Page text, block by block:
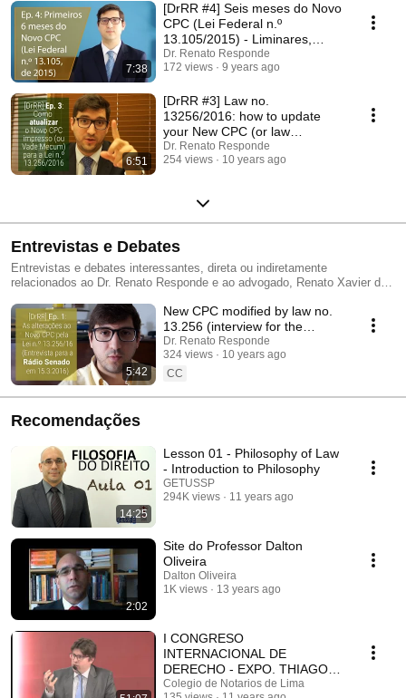
7:38
[DrRR #4] Seis meses do Novo
CPC (Lei Federal n.º
13.105/2015) - Liminares,
Prazos, Contestação etc.
Dr. Renato Responde
172 views
9 years ago
6:51
[DrRR #3] Law no.
13256/2016: how to update
your New CPC (or law
compilation)
Dr. Renato Responde
254 views
10 years ago
Entrevistas e Debates
Entrevistas e debates interessantes, direta ou indiretamente
relacionados ao Dr. Renato Responde e ao advogado, Renato Xavier da
5:42
New CPC modified by law no.
13.256 (interview for the
Senate's Radio) [Dr. Renato
Answers: Ep. 1]
Dr. Renato Responde
324 views
10 years ago
CC
Recomendações
14:25
Lesson 01 - Philosophy of Law
- Introduction to Philosophy
GETUSSP
294K views
11 years ago
2:02
Site do Professor Dalton
Oliveira
Dalton Oliveira
1K views
13 years ago
I CONGRESO
INTERNACIONAL DE
DERECHO - EXPO. THIAGO
RODOVALHO
Colegio de Notarios de Lima